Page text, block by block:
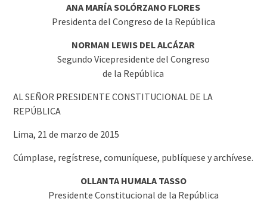
ANA MARÍA SOLÓRZANO FLORES
Presidenta del Congreso de la República
NORMAN LEWIS DEL ALCÁZAR
Segundo Vicepresidente del Congreso
de la República
AL SEÑOR PRESIDENTE CONSTITUCIONAL DE LA
REPÚBLICA
Lima, 21 de marzo de 2015
Cúmplase, regístrese, comuníquese, publíquese y archívese.
OLLANTA HUMALA TASSO
Presidente Constitucional de la República